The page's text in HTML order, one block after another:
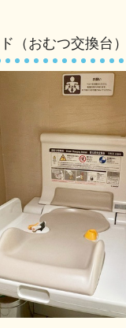
（おむつ交換台）